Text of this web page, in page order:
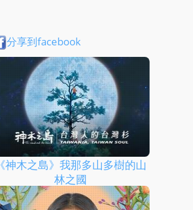
分享到facebook
《神木之島》我那多山多樹的山
林之國